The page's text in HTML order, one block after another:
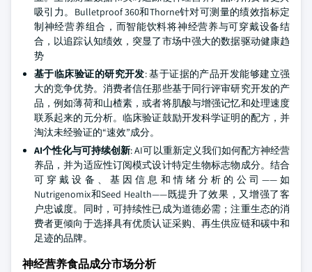
吸引力。Bulletproof 360和Thorne针对可测量的绩效指标定
制神经营养组合，而智能饮料将神经营养与可穿戴设备结
合，以追踪认知绩效，突显了市场中强大的数据驱动健康趋
势
基于临床验证的研究开发: 基于证据的产品开发能够建立强
大的竞争优势。消费者信任那些基于同行评审研究开发的产
品，例如薄荷和山楂素，或者将肌酸与增强记忆和处理速度
联系起来的元分析。临床验证鼓励开发科学证明的配方，并
淘汰未经验证的“速效”成分。
AI个性化与可持续创新: AI可以重新定义我们如何配方神经营
养品，并为适应性订阅模式设计特定生物标志物成分。结合
可穿戴设备、基因信息和情绪分析的公司——如
Nutrigenomix和Seed Health——既提升了效果，又增强了客
户忠诚度。同时，可持续性已成为道德必需；注重生态的消
费者更倾向于选择具有优质认证采购、再生供应链和碳中和
足迹的品牌。
神经营养食品成分市场分析